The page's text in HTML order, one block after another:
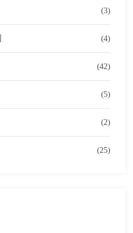
(3)
(4)
(42)
(5)
(2)
(25)